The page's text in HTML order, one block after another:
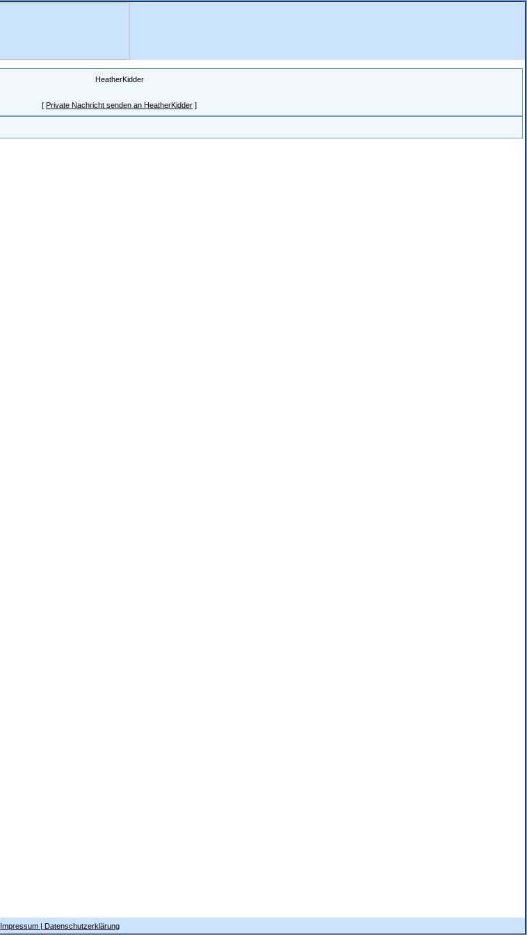
HeatherKidder
[ Private Nachricht senden an HeatherKidder ]
Impressum | Datenschutzerklärung